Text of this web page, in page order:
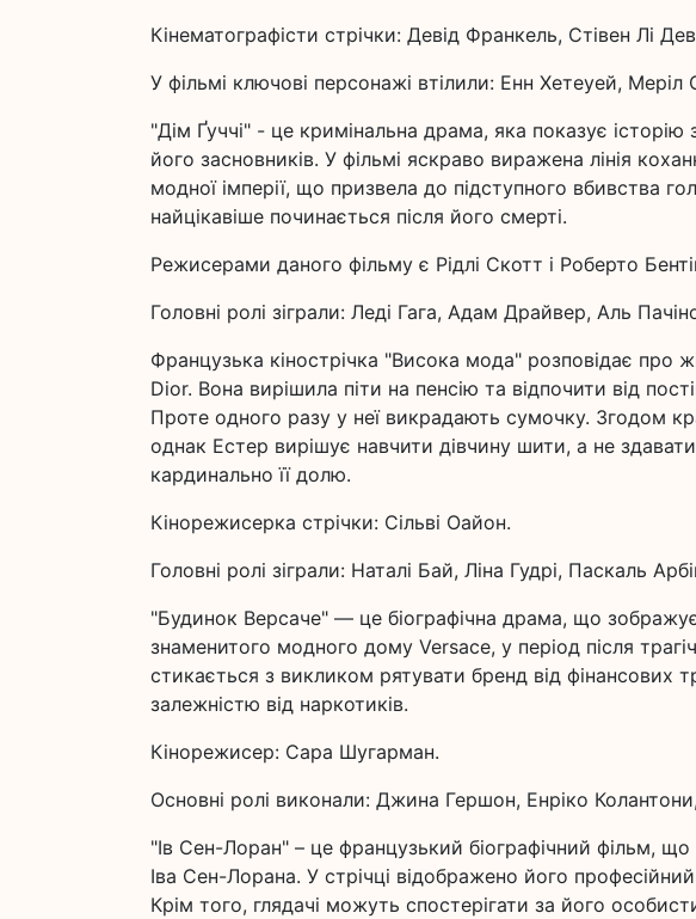
Кінематографісти стрічки: Девід Франкель, Стівен Лі
У фільмі ключові персонажі втілили: Енн Хетеуей, Меріл
"Дім Ґуччі" - це кримінальна драма, яка показує
його засновників. У фільмі яскраво виражена лінія
модної імперії, що призвела до підступного вбивства
найцікавіше починається після його смерті.
Режисерами даного фільму є Рідлі Скотт і Роберто
Головні ролі зіграли: Леді Гага, Адам Драйвер, Аль
Французька кінострічка "Висока мода" розповідає про
Dior. Вона вирішила піти на пенсію та відпочити від
Проте одного разу у неї викрадають сумочку. Згодом
однак Естер вирішує навчити дівчину шити, а не
кардинально її долю.
Кінорежисерка стрічки: Сільві Оайон.
Головні ролі зіграли: Наталі Бай, Ліна Гудрі, Паскаль
"Будинок Версаче" — це біографічна драма, що
знаменитого модного дому Versace, у період після
стикається з викликом рятувати бренд від фінансових
залежністю від наркотиків.
Кінорежисер: Сара Шугарман.
Основні ролі виконали: Джина Гершон, Енріко
"Ів Сен-Лоран" – це французький біографічний фільм,
Іва Сен-Лорана. У стрічці відображено його
Крім того, глядачі можуть спостерігати за його